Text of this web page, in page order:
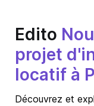
Edito
projet
locatif à
Découvrez et